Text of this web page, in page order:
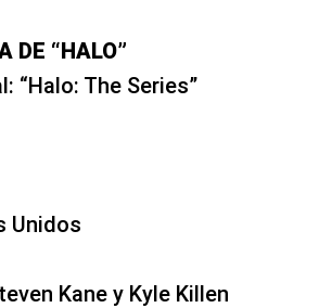
DE “HALO”
“Halo: The Series”
Unidos
Kane y Kyle Killen